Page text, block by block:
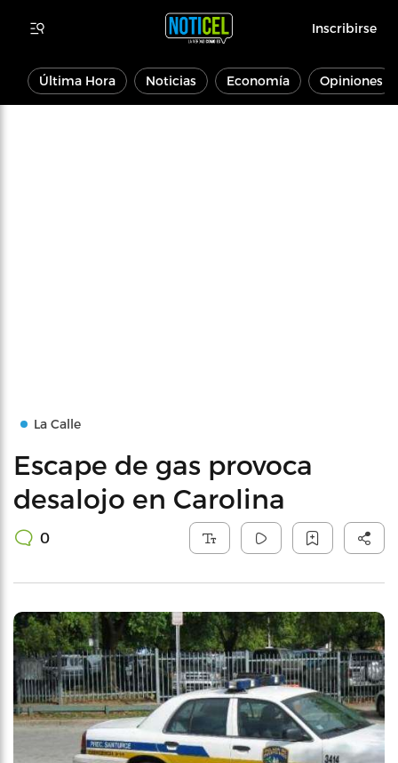
Inscribirse
Última Hora Noticias Economía Opiniones
La Calle
Escape de gas provoca
desalojo en Carolina
0